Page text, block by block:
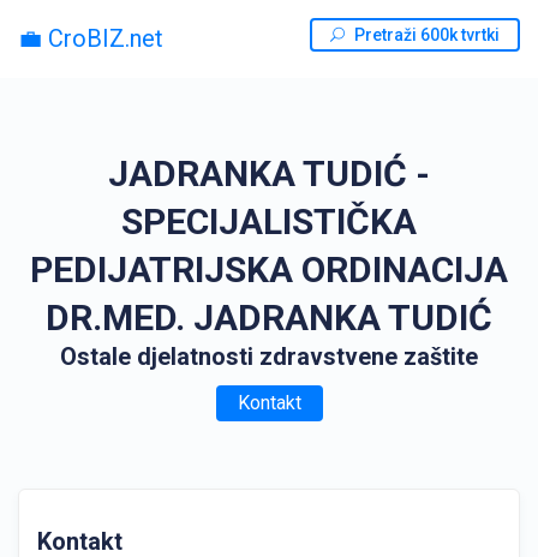
💼 CroBIZ.net Pretraži 600k tvrtki
JADRANKA TUDIĆ -
SPECIJALISTIČKA
PEDIJATRIJSKA ORDINACIJA
DR.MED. JADRANKA TUDIĆ
Ostale djelatnosti zdravstvene zaštite
Kontakt
Kontakt